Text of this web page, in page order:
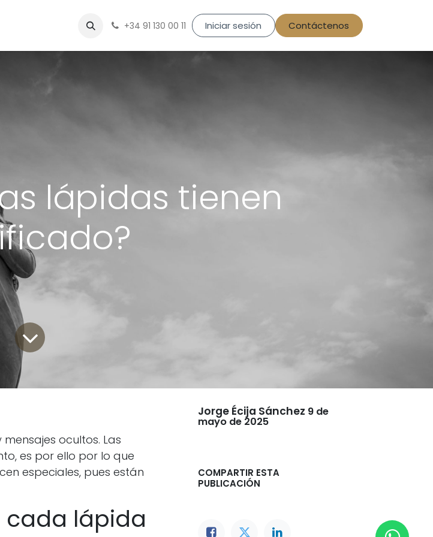
+34 91 130 00 11 Iniciar sesión Contáctenos
lápidas tienen
ocultos. Las
es por ello por lo que
especiales, pues están
cada lápida
Jorge Écija Sánchez 9 de
mayo de 2025
COMPARTIR ESTA
PUBLICACIÓN